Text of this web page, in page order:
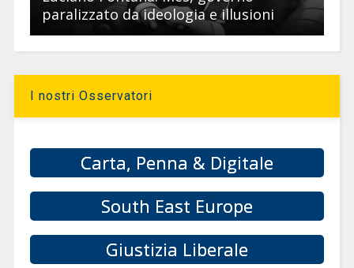
paralizzato da ideologia e illusioni
I nostri Osservatori
Carta, Penna & Digitale
South East Europe
Giustizia Liberale